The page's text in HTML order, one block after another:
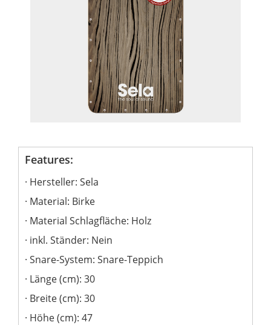
Features:
Hersteller: Sela
Material: Birke
Material Schlagfläche: Holz
inkl. Ständer: Nein
Snare-System: Snare-Teppich
Länge (cm): 30
Breite (cm): 30
Höhe (cm): 47